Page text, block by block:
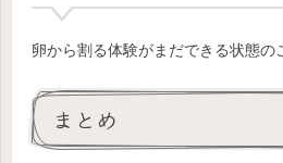
卵から割る体験がまだできる状態の
まとめ